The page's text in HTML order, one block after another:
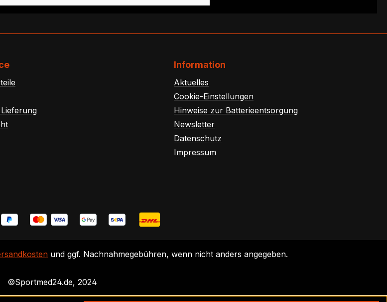
Information
Aktuelles
Cookie-Einstellungen
Hinweise zur Batterieentsorgung
Newsletter
Datenschutz
Impressum
und ggf. Nachnahmegebühren, wenn nicht anders angegeben.
©Sportmed24.de, 2024